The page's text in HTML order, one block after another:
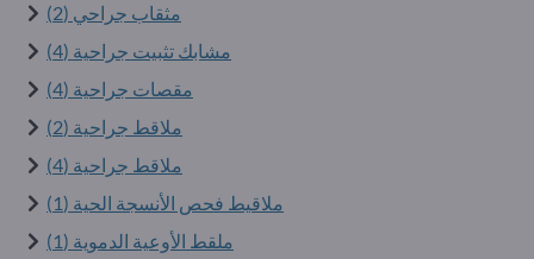
مثقاب جراحي (2)
مشابك تثبيت جراحية (4)
مقصات جراحية (4)
ملاقط جراحية (2)
ملاقط جراحية (4)
ملاقيط فحص الأنسجة الحية (1)
ملقط الأوعية الدموية (1)